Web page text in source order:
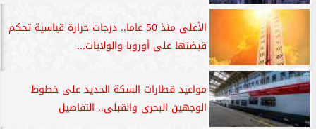
الأعلى منذ 50 عاما.. درجات حرارة قياسية تحكم
قبضتها على أوروبا والولايات...
مواعيد قطارات السكة الحديد على خطوط
الوجهين البحرى والقبلى.. التفاصيل